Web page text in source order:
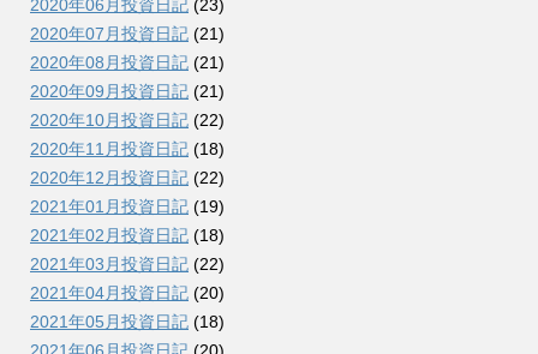
2020年06月投資日記 (23)
2020年07月投資日記 (21)
2020年08月投資日記 (21)
2020年09月投資日記 (21)
2020年10月投資日記 (22)
2020年11月投資日記 (18)
2020年12月投資日記 (22)
2021年01月投資日記 (19)
2021年02月投資日記 (18)
2021年03月投資日記 (22)
2021年04月投資日記 (20)
2021年05月投資日記 (18)